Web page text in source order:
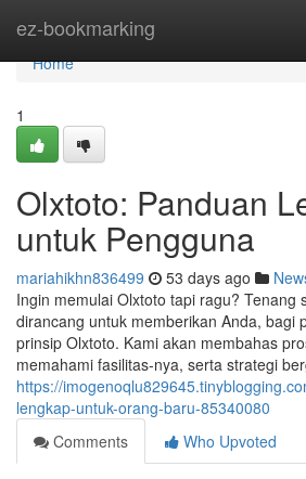
ez-bookmarking
Home
Home
1
Olxtoto: Panduan
untuk Pengguna
mariahikhn836499 53 days ago
Ingin memulai Olxtoto tapi ragu? Tenang
dirancang untuk memberikan Anda, bagi
prinsip Olxtoto. Kami akan membahas
memahami fasilitas-nya, serta strategi
https://
lengkap-untuk-orang-baru-85340080
Comments
Who Upvoted